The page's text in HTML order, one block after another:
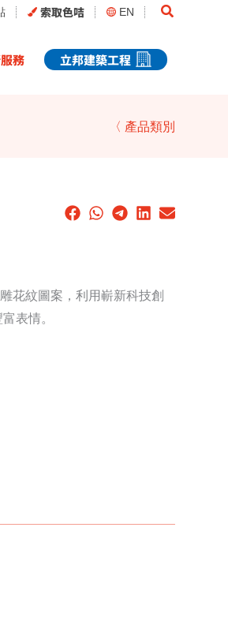
索取色咭 EN Search
務 立邦建築工程
〈 產品類別
花紋圖案，利用嶄新科技創
表情。